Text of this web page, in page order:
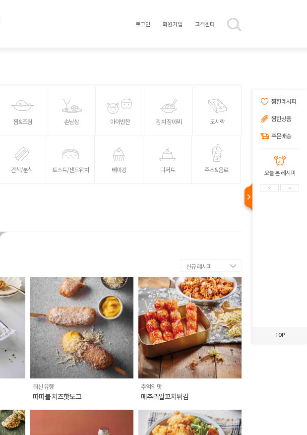
로그인 회원가입 고객센터
찜한레시피
찜한상품
주문배송
오늘 본 레시피
TOP
찜&조림 손님상 아이반찬 김치 장아찌 도시락
간식/분식 토스트/샌드위치 베이킹 디저트 주스&음료
신규 레시피
최신 유행
따따블 치즈핫도그
추억의 맛
메추리알꼬치튀김